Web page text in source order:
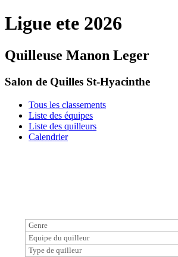
Ligue ete 2026
Quilleuse Manon Leger
Salon de Quilles St-Hyacinthe
Tous les classements
Liste des équipes
Liste des quilleurs
Calendrier
Genre
Equipe du quilleur
Type de quilleur